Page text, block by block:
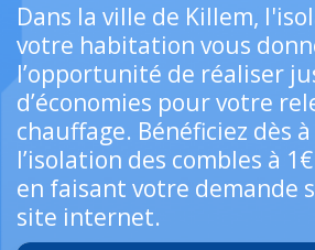
Dans la ville de Killem,
votre habitation vous
l’opportunité de réaliser
d’économies pour votre
chauffage. Bénéficiez dès
l’isolation des combles à
en faisant votre demande
site internet.